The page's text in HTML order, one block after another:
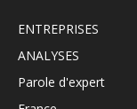
ENTREPRISES
ANALYSES
Parole d'expert